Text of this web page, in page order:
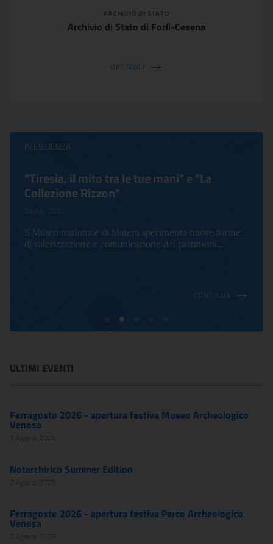
ARCHIVIO DI STATO
Archivio di Stato di Forlì-Cesena
DETTAGLI
IN EVIDENZA
"Tiresia, il mito tra le tue mani" e "La
Collezione Rizzon"
28 July 2022
Il Museo nazionale di Matera sperimenta nuove forme
di valorizzazione e comunicazione del patrimoni...
CONTINUA
ULTIMI EVENTI
Ferragosto 2026 - apertura festiva Museo Archeologico
Venosa
7 Agosto 2026
Notarchirico Summer Edition
7 Agosto 2026
Ferragosto 2026 - apertura festiva Parco Archeologico
Venosa
7 Agosto 2026